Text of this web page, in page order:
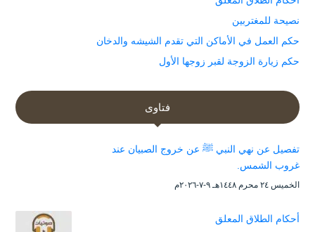
نصيحة للمغتربين
حكم العمل في الأماكن التي تقدم الشيشه والدخان
حكم زيارة الزوجة لقبر زوجها الأول
فتاوى
تفصيل عن نهي النبي ﷺ عن خروج الصبيان عند
غروب الشمس.
الخميس ۲٤ محرم ۱٤٤۸هـ ۹-۷-۲۰۲٦م
أحكام الطلاق المعلق